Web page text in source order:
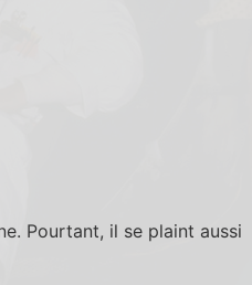
Pourtant, il se plaint aussi